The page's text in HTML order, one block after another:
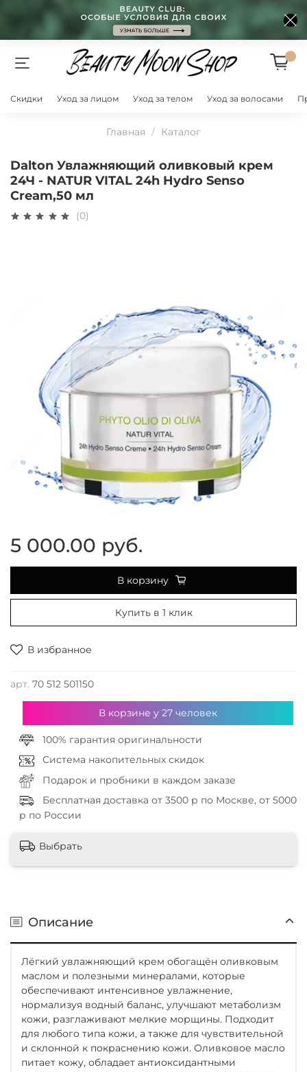
Скидки Уход за лицом Уход за телом Уход за волосами
Главная Каталог
Dalton Увлажняющий оливковый крем
24Ч - NATUR VITAL 24h Hydro Senso
Cream,50 мл
(0)
В избранное
арт. 70 512 501150
5 000.00 руб.
В корзину
Купить в 1 клик
В корзине у 27человек
100% гарантия оригинальности
Система накопительных скидок
Подарок и пробники в каждом заказе
Бесплатная доставка от 3500 р по Москве, от 5000
р по России
Выбрать
Описание
Лёгкий увлажняющий крем обогащён оливковым
маслом и полезными минералами, которые
обеспечивают интенсивное увлажнение,
нормализуя водный баланс, улучшают метаболизм
кожи, разглаживают мелкие морщины. Подходит
для любого типа кожи, а также для чувствительной
и склонной к покраснению кожи. Оливковое масло
питает кожу, обладает антиоксидантными